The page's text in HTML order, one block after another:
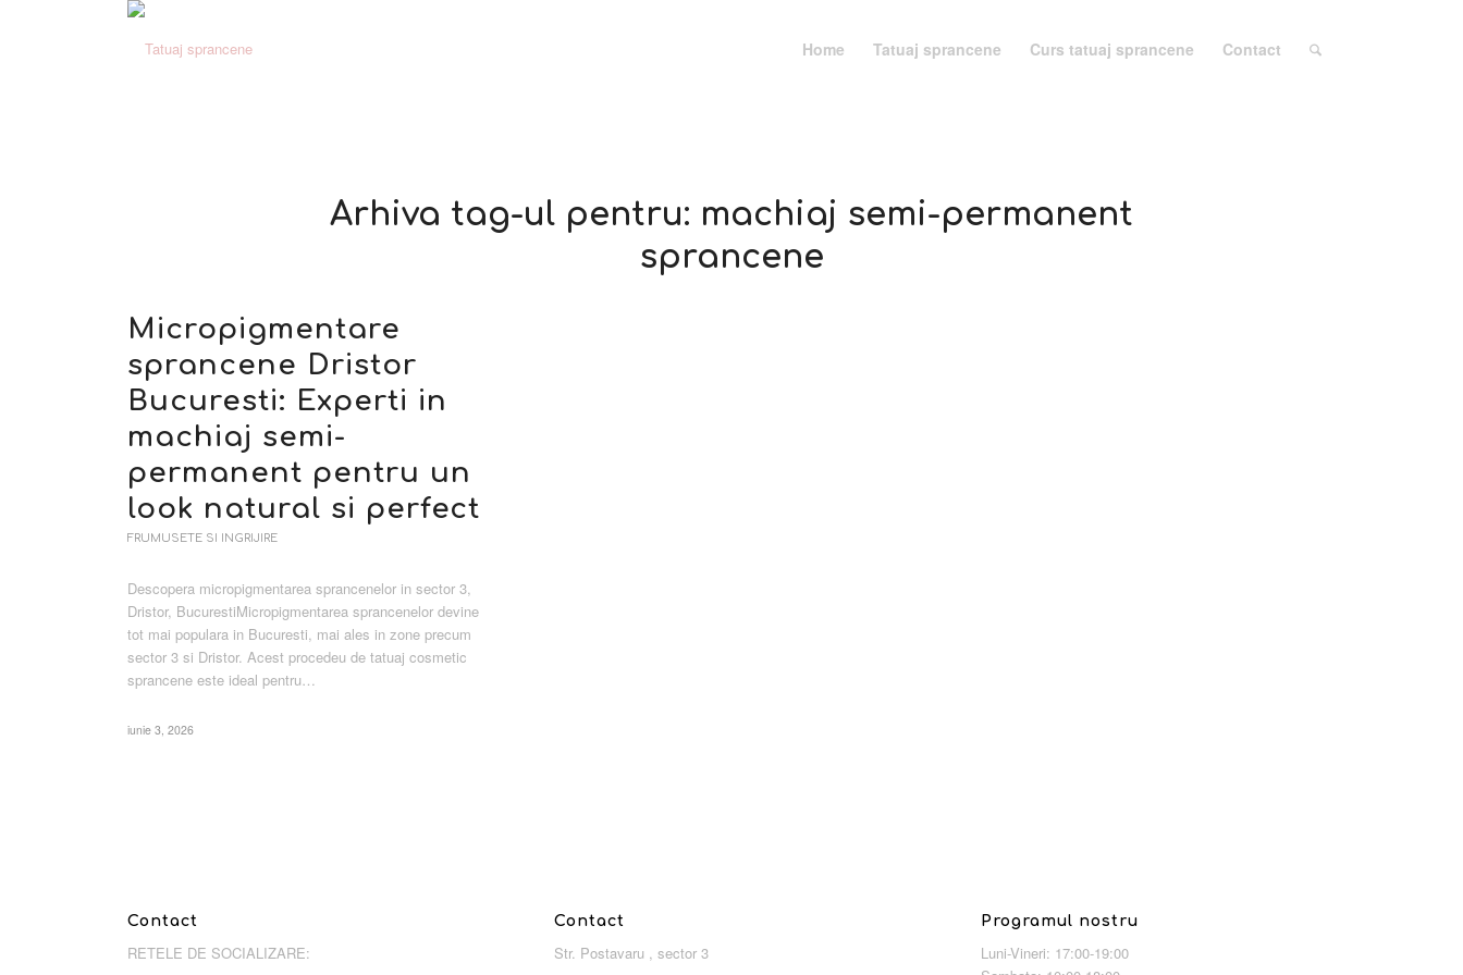
Home Tatuaj sprancene Curs tatuaj sprancene Contact
Arhiva tag-ul pentru: machiaj semi-permanent
sprancene
Micropigmentare
sprancene Dristor
Bucuresti: Experti in
machiaj semi-
permanent pentru un
look natural si perfect
FRUMUSETE SI INGRIJIRE
Descopera micropigmentarea sprancenelor in sector 3,
Dristor, BucurestiMicropigmentarea sprancenelor devine
tot mai populara in Bucuresti, mai ales in zone precum
sector 3 si Dristor. Acest procedeu de tatuaj cosmetic
sprancene este ideal pentru…
iunie 3, 2026
Contact
RETELE DE SOCIALIZARE:
Contact
Str. Postavaru , sector 3
Programul nostru
Luni-Vineri: 17:00-19:00